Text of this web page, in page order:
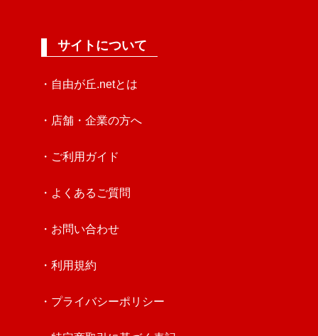
サイトについて
・自由が丘.netとは
・店舗・企業の方へ
・ご利用ガイド
・よくあるご質問
・お問い合わせ
・利用規約
・プライバシーポリシー